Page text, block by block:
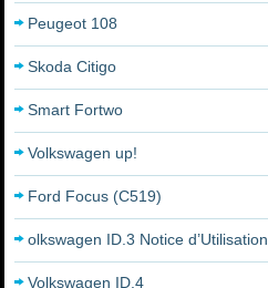
Peugeot 108
Skoda Citigo
Smart Fortwo
Volkswagen up!
Ford Focus (C519)
olkswagen ID.3 Notice d’Utilisation
Volkswagen ID.4